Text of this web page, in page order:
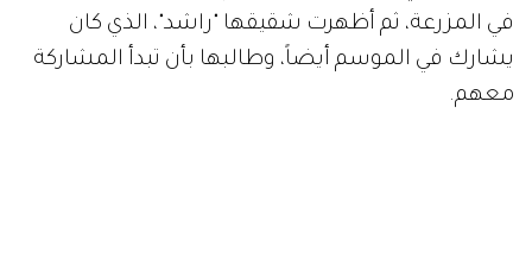
في المزرعة، ثم أظهرت شقيقها "راشد"، الذي كان
يشارك في الموسم أيضاً، وطالبها بأن تبدأ المشاركة
معهم.